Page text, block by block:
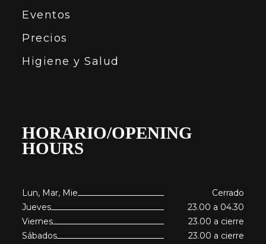
Eventos
Precios
Higiene y Salud
HORARIO/OPENING
HOURS
Lun, Mar, Mie
Cerrado
Jueves
23.00 a 04.30
Viernes
23.00 a cierre
Sábados
23.00 a cierre